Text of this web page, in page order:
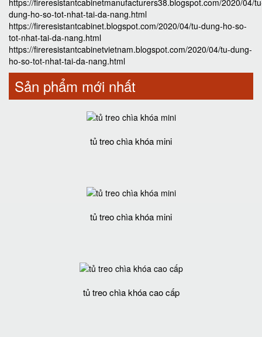
https://fireresistantcabinetmanufacturers38.blogspot.com/2020/04/
dung-ho-so-tot-nhat-tai-da-nang.html
https://fireresistantcabinet.blogspot.com/2020/04/tu-dung-ho-so-
tot-nhat-tai-da-nang.html
https://fireresistantcabinetvietnam.blogspot.com/2020/04/tu-dung-
ho-so-tot-nhat-tai-da-nang.html
Sản phẩm mới nhất
tủ treo chìa khóa mini
tủ treo chìa khóa mini
tủ treo chìa khóa cao cấp